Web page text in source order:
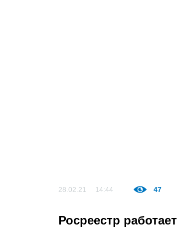
28.02.21 14:44 47
Росреестр